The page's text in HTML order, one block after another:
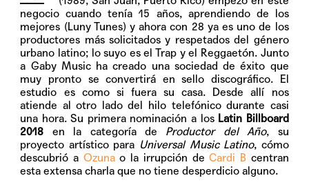
negocio cuando tenía 15 años, aprendiendo de los
mejores (Luny Tunes) y ahora con 28 ya es uno de los
productores más solicitados y respetados del género
urbano latino; lo suyo es el Trap y el Reggaetón. Junto
a Gaby Music ha creado una sociedad de éxito que
muy pronto se convertirá en sello discográfico. El
estudio es como si fuera su casa. Desde allí nos
atiende al otro lado del hilo telefónico durante casi
una hora. Su primera nominación a los Latin Billboard
2018 en la categoría de Productor del Año, su
proyecto artístico para Universal Music Latino, cómo
descubrió a Ozunao la irrupción deCardi Bcentran
esta extensa charla que no tiene desperdicio alguno.